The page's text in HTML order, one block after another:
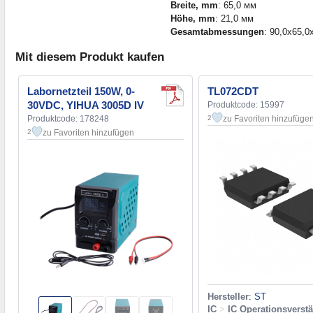
Breite, mm: 65,0 мм
Höhe, mm: 21,0 мм
Gesamtabmessungen:
Mit diesem Produkt kaufen
Labornetzteil 150W, 0-
30VDC, YIHUA 3005D IV
Produktcode: 178248
2 zu Favoriten hinzufügen
TL072CDT
Produktcode: 15997
2 zu Favoriten
Hersteller: ST
IC > IC